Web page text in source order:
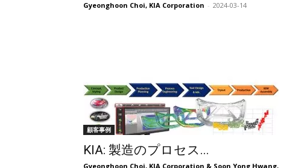
Gyeonghoon Choi, KIA Corporation - 2024-03-14
顧客事例
KIA: 製造のプロセス...
Gyeonghoon Choi, KIA Corporation & Soon Yong Hwang,